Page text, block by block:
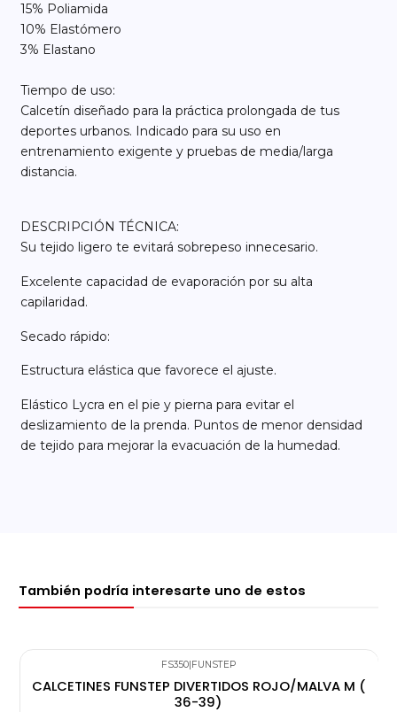
15% Poliamida
10% Elastómero
3% Elastano
Tiempo de uso:
Calcetín diseñado para la práctica prolongada de tus
deportes urbanos. Indicado para su uso en
entrenamiento exigente y pruebas de media/larga
distancia.
DESCRIPCIÓN TÉCNICA:
Su tejido ligero te evitará sobrepeso innecesario.
Excelente capacidad de evaporación por su alta
capilaridad.
Secado rápido:
Estructura elástica que favorece el ajuste.
Elástico Lycra en el pie y pierna para evitar el
deslizamiento de la prenda. Puntos de menor densidad
de tejido para mejorar la evacuación de la humedad.
También podría interesarte uno de estos
FS350|FUNSTEP
CALCETINES FUNSTEP DIVERTIDOS ROJO/MALVA M (
36-39)